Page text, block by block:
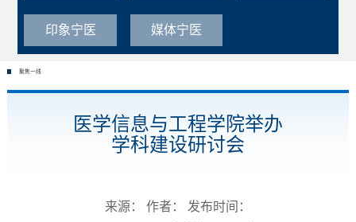
印象宁医 媒体宁医
聚焦一线
医学信息与工程学院举办
学科建设研讨会
来源： 作者： 发布时间：